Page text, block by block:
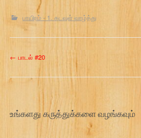
பாயிரம் - 1. கடவுள் வாழ்த்து
P
o
t
← பாடல் #20
உங்களது கருத்துக்களை வழங்கவும்